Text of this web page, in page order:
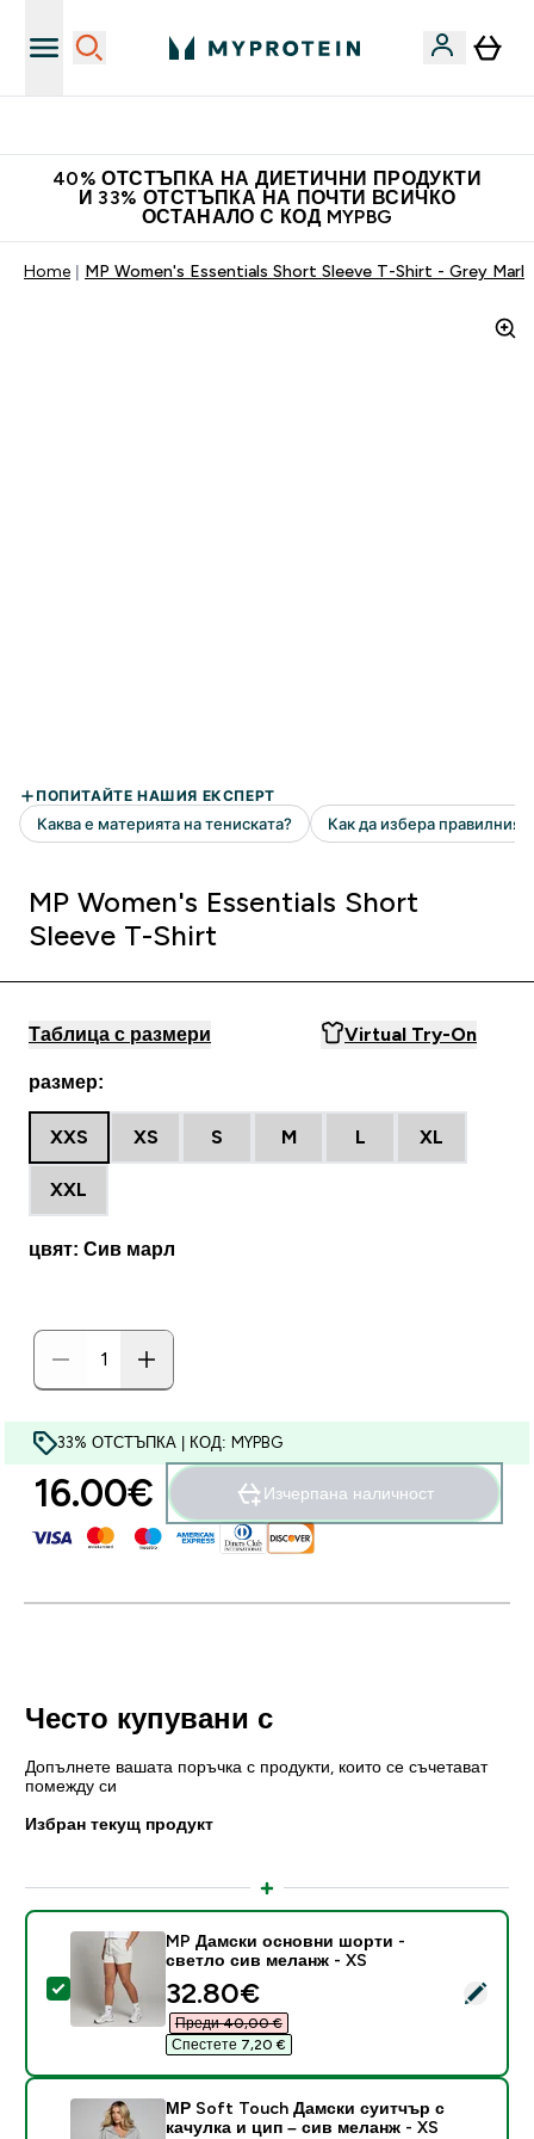
40% ОТСТЪПКА НА ДИЕТИЧНИ ПРОДУКТИ
И 33% ОТСТЪПКА НА ПОЧТИ ВСИЧКО
ОСТАНАЛО С КОД MYPBG
Home MP Women's Essentials Short Sleeve T-Shirt - Grey Marl
MP Women's Essentials Short
Sleeve T-Shirt
Таблица с размери Virtual Try-On
размер:
XXS XS S M L XL
XXL
цвят: Сив марл
33% ОТСТЪПКА | КОД: MYPBG
16.00€‎ Изчерпана наличност
Често купувани с
Допълнете вашата поръчка с продукти, които се съчетават
помежду си
Избран текущ продукт
Select this product - MP Дамски основни шорти -
MP Дамски основни шорти -
светло сив меланж - XS
discounted price
32.80€‎
Преди 40,00 €‎
Спестете 7,20 €‎
МР Soft Touch Дамски суитчър с
качулка и цип – сив меланж - XS